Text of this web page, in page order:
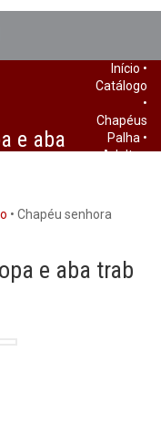
e aba
Início •
Catálogo
•
Chapéus
Palha •
Adulto•
• Chapéu senhora
e aba trab